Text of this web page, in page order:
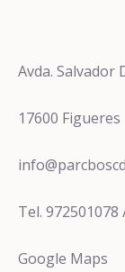
Avda. Salvador
17600 Figueres
Tel. 972501078
Google Maps